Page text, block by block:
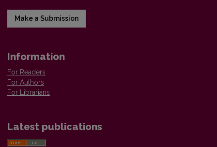
Make a Submission
Information
For Readers
For Authors
For Librarians
Latest publications